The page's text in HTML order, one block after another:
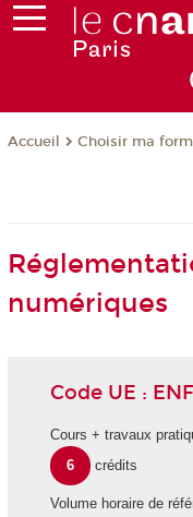
Accueil Choisir ma
numériques
Code UE :
Cours + travaux
6
crédits
Volume horaire de